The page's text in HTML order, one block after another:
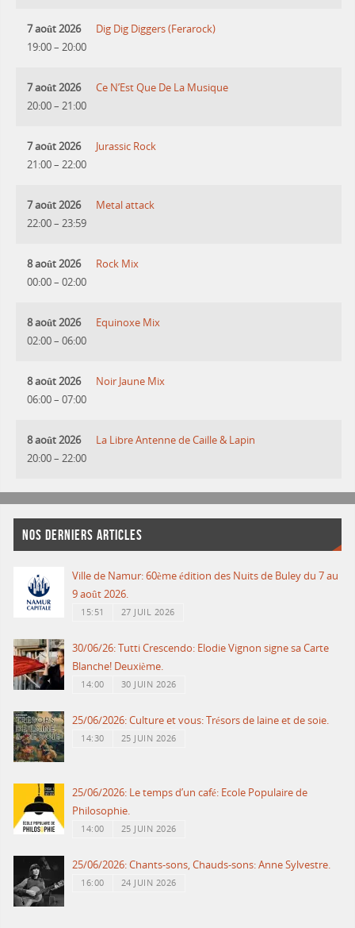
7 août 2026
19:00– 20:00
Dig Dig Diggers (Ferarock)
7 août 2026
20:00– 21:00
Ce N’Est Que De La Musique
7 août 2026
21:00– 22:00
Jurassic Rock
7 août 2026
22:00– 23:59
Metal attack
8 août 2026
00:00– 02:00
Rock Mix
8 août 2026
02:00– 06:00
Equinoxe Mix
8 août 2026
06:00– 07:00
Noir Jaune Mix
8 août 2026
20:00– 22:00
La Libre Antenne de Caille & Lapin
NOS DERNIERS ARTICLES
Ville de Namur: 60ème édition des Nuits de Buley du 7 au
9 août 2026.
15:51 27 JUIL 2026
30/06/26: Tutti Crescendo: Elodie Vignon signe sa Carte
Blanche! Deuxième.
14:00 30 JUIN 2026
25/06/2026: Culture et vous: Trésors de laine et de soie.
14:30 25 JUIN 2026
25/06/2026: Le temps d’un café: Ecole Populaire de
Philosophie.
14:00 25 JUIN 2026
25/06/2026: Chants-sons, Chauds-sons: Anne Sylvestre.
16:00 24 JUIN 2026